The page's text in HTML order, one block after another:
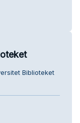
Biblioteket